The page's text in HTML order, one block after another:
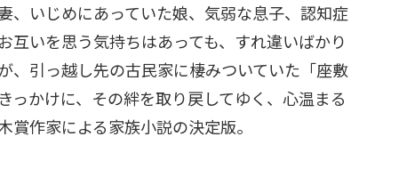
、いじめにあっていた娘、気弱な息子、認知症
いを思う気持ちはあっても、すれ違いばかり
、引っ越し先の古民家に棲みついていた「座敷
っかけに、その絆を取り戻してゆく、心温まる
賞作家による家族小説の決定版。